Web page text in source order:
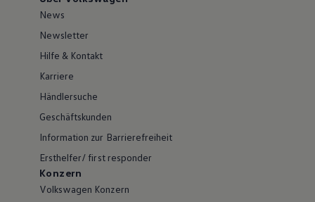
News
Newsletter
Hilfe & Kontakt
Karriere
Händlersuche
Geschäftskunden
Information zur Barrierefreiheit
Ersthelfer/ first responder
Konzern
Volkswagen Konzern